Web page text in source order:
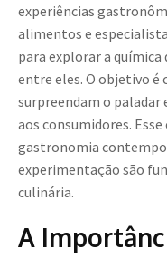
experiências
alimentos e
para explorar a
entre eles. O objetivo é
surpreendam o paladar
aos consumidores.
gastronomia
experimentação são
culinária.
A